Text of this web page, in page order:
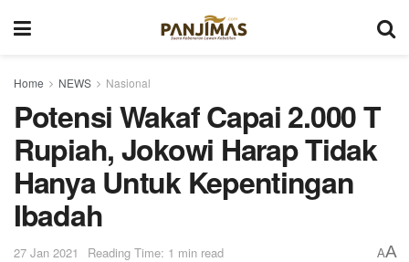
Home NEWS Nasional
Potensi Wakaf Capai 2.000 T
Rupiah, Jokowi Harap Tidak
Hanya Untuk Kepentingan
Ibadah
27 Jan 2021 Reading Time: 1 min read AA